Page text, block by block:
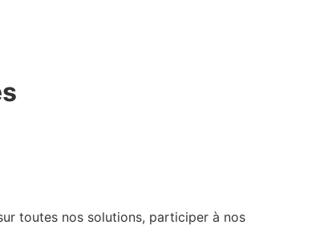
toutes nos solutions, participer à nos